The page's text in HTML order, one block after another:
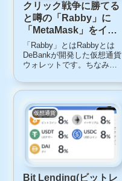
クリック戦争に勝てる
と噂の「Rabby」に
「MetaMask」をイン
ポート（同期）させる
方法
「Rabby」とはRabbyとは
DeBankが開発した仮想通貨
ウォレットです。ちなみに
DeFiユーザー用のポートフ
ォリオ管理ツールとしても
有名ですね。本章では
Rabbyについて解説してい
きます。マルチチェーン対
応...
仮想通貨
Bit Lending(ビットレ